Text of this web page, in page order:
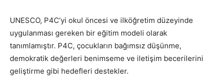
UNESCO, P4C’yi okul öncesi ve ilköğretim düzeyinde
uygulanması gereken bir eğitim modeli olarak
tanımlamıştır. P4C, çocukların bağımsız düşünme,
demokratik değerleri benimseme ve iletişim becerilerini
geliştirme gibi hedefleri destekler.